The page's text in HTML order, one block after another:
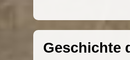
Geschichte